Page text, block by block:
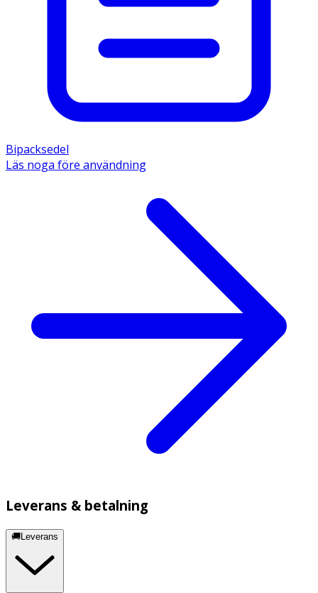
Bipacksedel
Läs noga före användning
Leverans & betalning
🚚Leverans